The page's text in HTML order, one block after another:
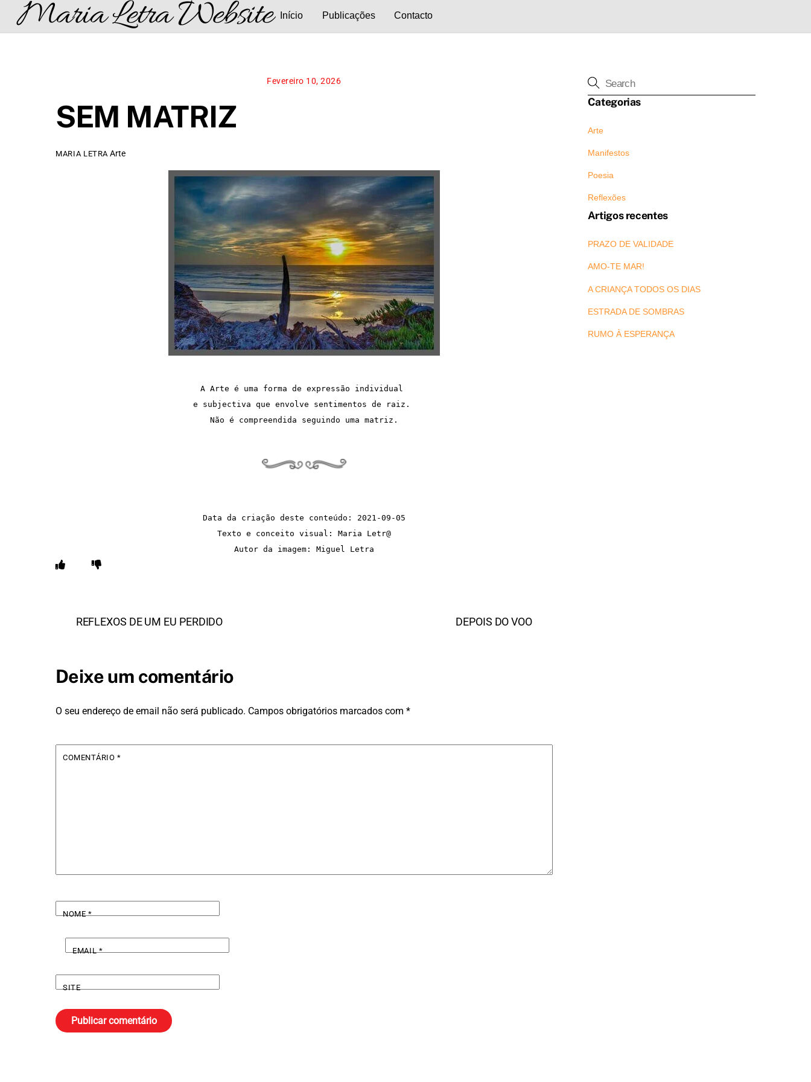
Maria Letra Website Início Publicações Contacto
Fevereiro 10, 2026
SEM MATRIZ
MARIA LETRA Arte
A Arte é uma forma de expressão individual
e subjectiva que envolve sentimentos de raiz.
Não é compreendida seguindo uma matriz.
Data da criação deste conteúdo: 2021-09-05
Texto e conceito visual: Maria Letr@
Autor da imagem: Miguel Letra
REFLEXOS DE UM EU PERDIDO DEPOIS DO VOO
Deixe um comentário
O seu endereço de email não será publicado. Campos obrigatórios marcados com *
COMENTÁRIO *
NOME*
EMAIL*
SITE
Categorias
Arte
Manifestos
Poesia
Reflexões
Artigos recentes
PRAZO DE VALIDADE
AMO-TE MAR!
A CRIANÇA TODOS OS DIAS
ESTRADA DE SOMBRAS
RUMO À ESPERANÇA